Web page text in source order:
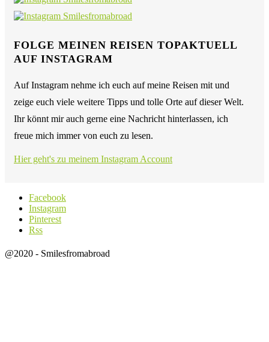
FOLGE MEINEN REISEN TOPAKTUELL
AUF INSTAGRAM
Auf Instagram nehme ich euch auf meine Reisen mit und
zeige euch viele weitere Tipps und tolle Orte auf dieser Welt.
Ihr könnt mir auch gerne eine Nachricht hinterlassen, ich
freue mich immer von euch zu lesen.
Hier geht's zu meinem Instagram Account
Facebook
Instagram
Pinterest
Rss
@2020 - Smilesfromabroad